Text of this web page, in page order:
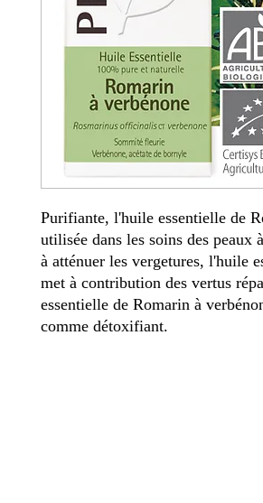
Purifiante, l'huile essentielle de
utilisée dans les soins des peaux
à atténuer les vergetures, l'huile
met à contribution des vertus
essentielle de Romarin à
comme détoxifiant.